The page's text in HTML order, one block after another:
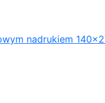
nadrukiem